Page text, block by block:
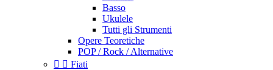
Basso
Ukulele
Tutti gli Strumenti
Opere Teoretiche
POP / Rock / Alternative
  Fiati